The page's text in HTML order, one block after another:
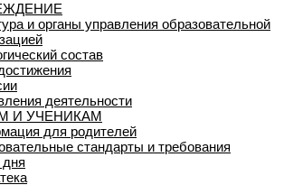
и органы управления образовательной
состав
деятельности
И УЧЕНИКАМ
для родителей
стандарты и требования